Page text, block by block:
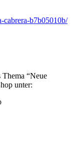
b7b05010b/
“Neue
unter: